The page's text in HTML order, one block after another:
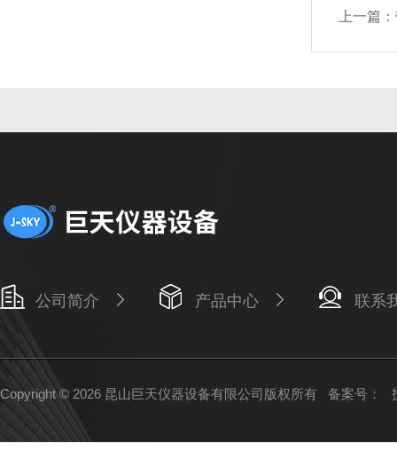
上一篇：
公司简介 产品中心 联系
Copyright © 2026 昆山巨天仪器设备有限公司版权所有 备案号：